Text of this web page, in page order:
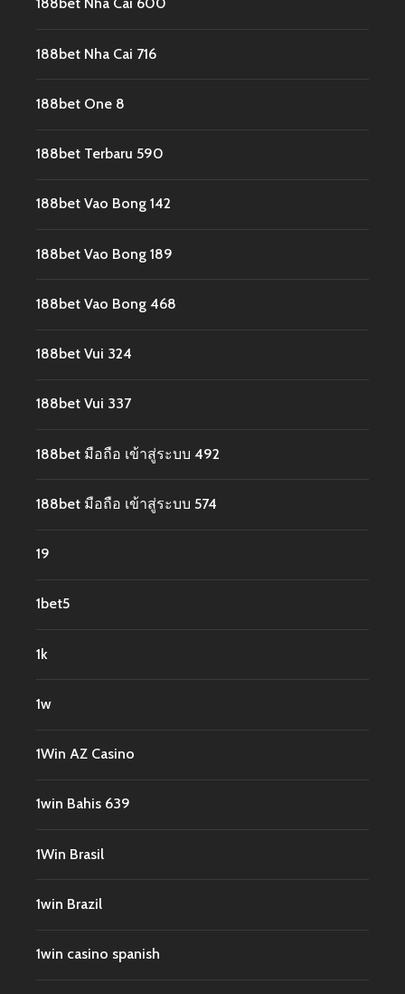
188bet Nha Cai 600
188bet Nha Cai 716
188bet One 8
188bet Terbaru 590
188bet Vao Bong 142
188bet Vao Bong 189
188bet Vao Bong 468
188bet Vui 324
188bet Vui 337
188bet มือถือ เข้าสู่ระบบ 492
188bet มือถือ เข้าสู่ระบบ 574
19
1bet5
1k
1w
1Win AZ Casino
1win Bahis 639
1Win Brasil
1win Brazil
1win casino spanish